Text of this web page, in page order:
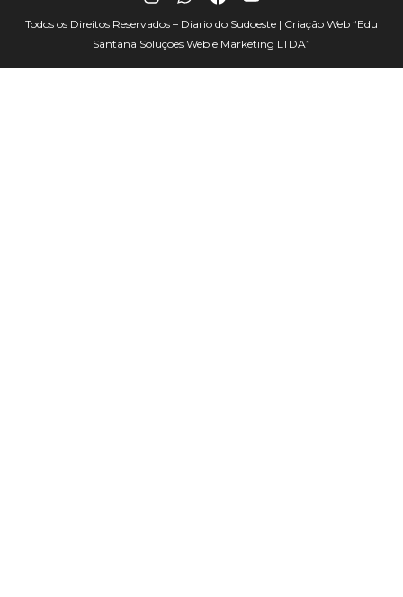
Todos os Direitos Reservados – Diario do Sudoeste | Criação Web “Edu
Santana Soluções Web e Marketing LTDA”